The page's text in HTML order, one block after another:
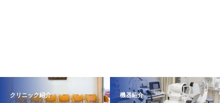
クリニック紹介 機器紹介